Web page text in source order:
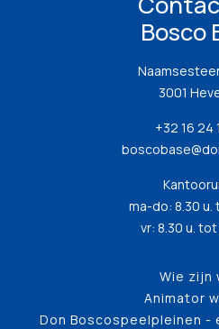
Bosco
3001
+32 16 24
ma-do: 8.30 u.
vr: 8.30 u. tot
Wie zijn
Animator
Don Boscospeelpleinen -